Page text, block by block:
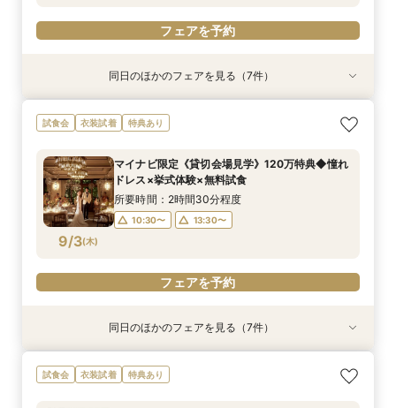
フェアを予約
衣装試着 特典あり 動画あり
8/31(月)
AM来館限定★マイナビ6万ギフト&レストランチ
ケット付◆光と緑のチャペル×和牛ミシュラン試
所要時間：2時間30分程度
衣装試着 特典あり
8/31(月)
マイナビ限定【料理重視の方へ】料亭の味を実体
験◎近江牛×海老含む豪華3万試食
10:30〜 13:30〜
衣装試着 特典あり
8/31(月)
マイナビ限定【初見学の方へ◆6万ギフト】選べ
る4つ会場＆演出×3万無料試食
10:30〜 13:30〜
衣装試着 特典あり
8/31(月)
マイナビ限定【90分でまるごと見学】ドレス×試
食×会場案内◆クイック相談会
10:30〜 13:30〜
衣装試着 特典あり
8/31(月)
マイナビ限定【10名69万〜◎】 6名から叶う
アットホームで親族も安心の親族婚
10:30〜 13:30〜
衣装試着 特典あり
8/31(月)
【自宅で安心◎フェア参加】オンライン会場見学
×見積もり相談 #日程・人数未定の相談も歓迎!
12:00〜 15:00〜
衣装試着 特典あり
8/31(月)
《親御様限定フェア》お子様の代わりに会場見学
からご相談まで◎
10:30〜 13:30〜
同日のほかのフェアを見る（7件）
試食会 衣装試着 特典あり
9/3(木)
マイナビ限定《貸切会場見学》120万特典◆憧れ
ドレス×挙式体験×無料試食
所要時間：2時間30分程度
10:30〜 13:30〜
フェアを予約
衣装試着 特典あり 動画あり
AM来館限定★マイナビ6万ギフト&レストランチ
ケット付◆光と緑のチャペル×和牛ミシュラン試
衣装試着 特典あり
マイナビ限定【料理重視の方へ】料亭の味を実体
験◎近江牛×海老含む豪華3万試食
衣装試着 特典あり
マイナビ限定【初見学の方へ◆6万ギフト】選べ
る4つ会場＆演出×3万無料試食
衣装試着 特典あり
マイナビ限定【90分でまるごと見学】ドレス×試
食×会場案内◆クイック相談会
衣装試着 特典あり
マイナビ限定【10名69万〜◎】 6名から叶う
アットホームで親族も安心の親族婚
衣装試着 特典あり
【自宅で安心◎フェア参加】オンライン会場見学
×見積もり相談 #日程・人数未定の相談も歓迎!
衣装試着 特典あり
《親御様限定フェア》お子様の代わりに会場見学
からご相談まで◎
同日のほかのフェアを見る（7件）
試食会 衣装試着 特典あり